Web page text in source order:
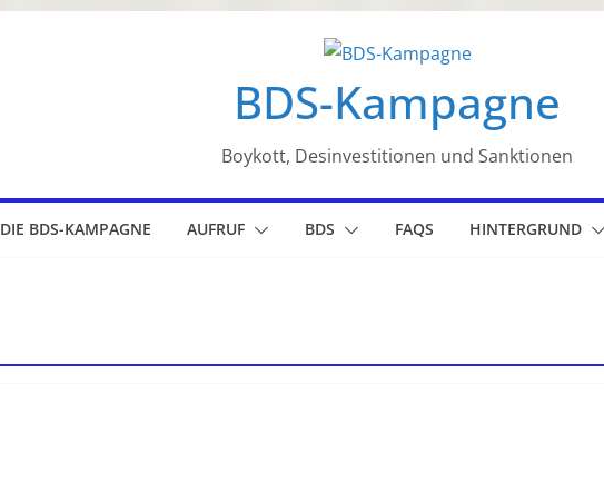
BDS-Kampagne
Boykott, Desinvestitionen und Sanktionen
DIE BDS-KAMPAGNE AUFRUF BDS FAQS HINTERGRUND